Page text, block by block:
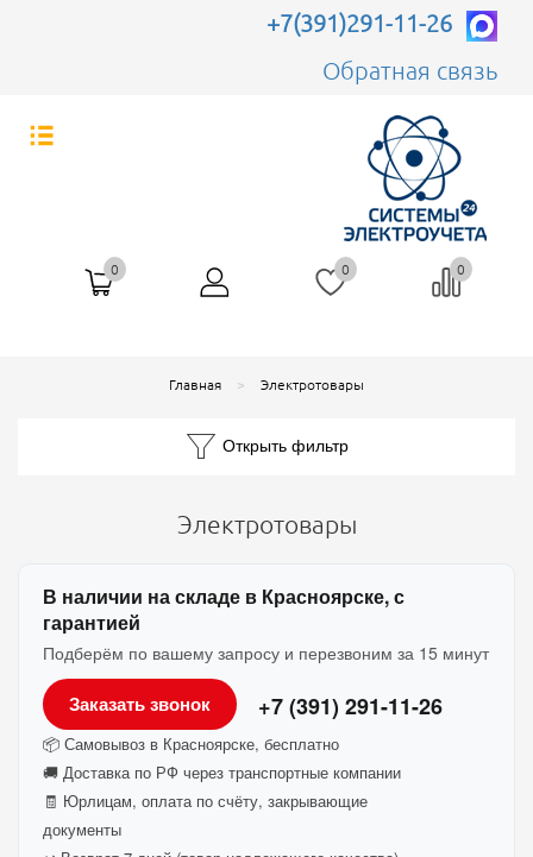
+7(391)291-11-26
Обратная связь
0 0 0
Главная Электротовары
Открыть фильтр
Электротовары
В наличии на складе в Красноярске, с
гарантией
Подберём по вашему запросу и перезвоним за 15 минут
Заказать звонок +7 (391) 291-11-26
📦 Самовывоз в Красноярске, бесплатно
🚚 Доставка по РФ через транспортные компании
🧾 Юрлицам, оплата по счёту, закрывающие
документы